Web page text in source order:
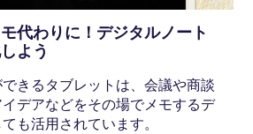
代わりに！デジタルノート
よう
きるタブレットは、会議や商談
デアなどをその場でメモするデ
も活用されています。